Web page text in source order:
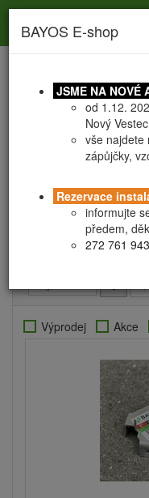
PŘÍSLUŠENSTVÍ
vrutům
Výprodej Akce
BAYOS E-shop
JSME NA NOVÉ
od 1.12.
Nový
vše najdete
zápůjčky,
Rezervace
informujte
předem,
272 761 943